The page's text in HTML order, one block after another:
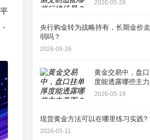
2026-05-28
央行购金转为战略持有，长期金价
弱吗？
2026-05-26
黄金交易中，盘
度能透露哪些主
2026-05-18
现货黄金方法可以在哪里练习实践?
2026-05-11